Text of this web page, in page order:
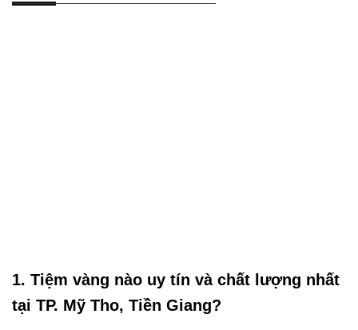
1. Tiệm vàng nào uy tín và chất lượng nhất
tại TP. Mỹ Tho, Tiền Giang?